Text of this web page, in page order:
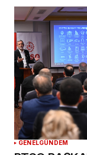
GENELGÜNDEM